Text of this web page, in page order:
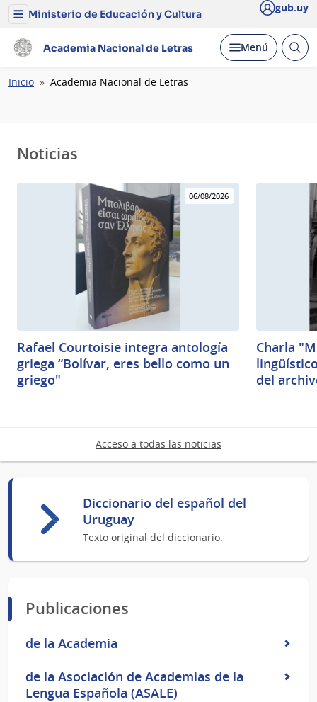
Menú
Ministerio
de
y
Cultura
Ministerio de Educación y Cultura gub.uy
Academia Nacional de Letras Desplegar
Menú Abrir
Ruta
Inicio Academia Nacional de Letras
Noticias
06/08/2026
Rafael Courtoisie integra antología
griega “Bolívar, eres bello como un
griego"
Charla
del
Acceso a todas las noticias
Diccionario del español del
Uruguay
Texto original del diccionario.
Publicaciones
de la Academia
de la Asociación de Academias de la
Lengua Española (ASALE)